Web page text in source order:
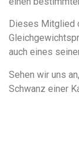
Dieses Mitglied
auch eines
Sehen wir uns
Schwanz einer